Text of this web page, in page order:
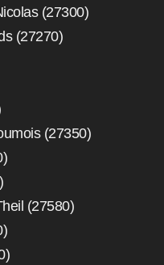
(27300)
(27270)
(27350)
(27580)